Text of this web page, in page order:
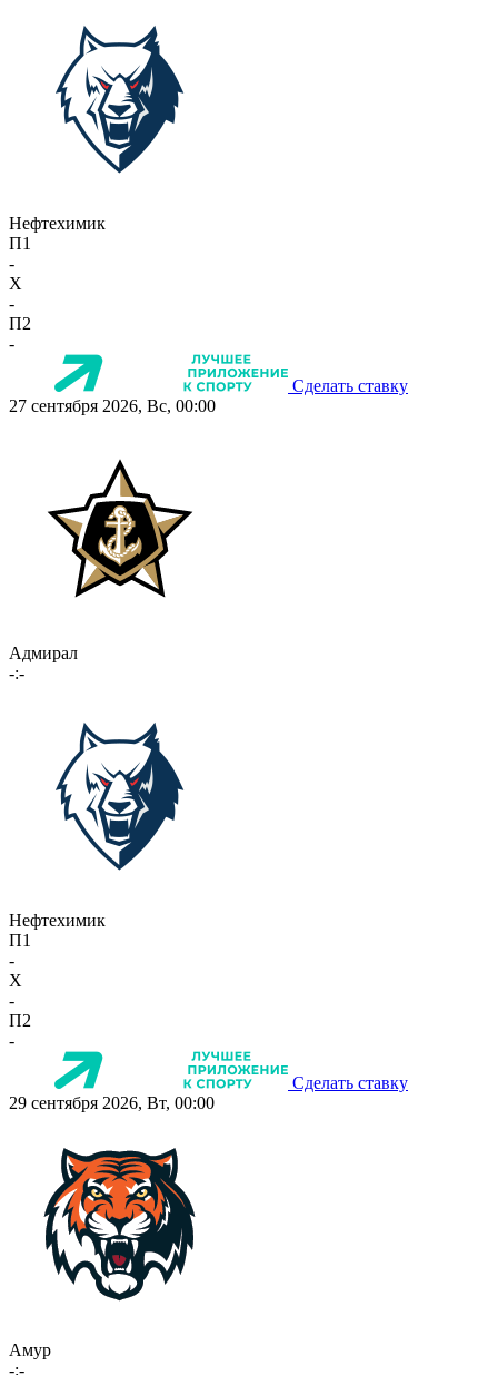
Нефтехимик
П1
-
X
-
П2
-
Сделать ставку
27 сентября 2026, Вс, 00:00
Адмирал
-:-
Нефтехимик
П1
-
X
-
П2
-
Сделать ставку
29 сентября 2026, Вт, 00:00
Амур
-:-